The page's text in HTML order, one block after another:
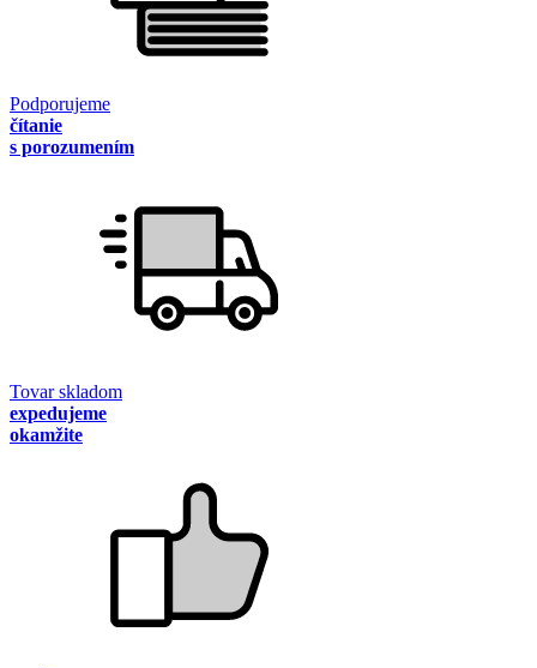
Podporujeme
čítanie
s porozumením
Tovar skladom
expedujeme
okamžite